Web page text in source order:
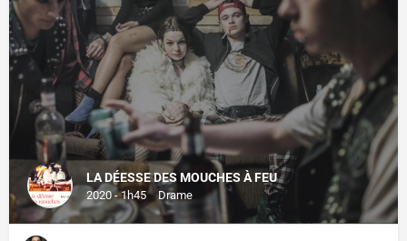
LA DÉESSE DES MOUCHES À FEU
2020 - 1h45 Drame